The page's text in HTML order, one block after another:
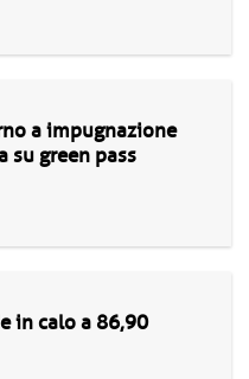
a impugnazione
su green pass
in calo a 86,90